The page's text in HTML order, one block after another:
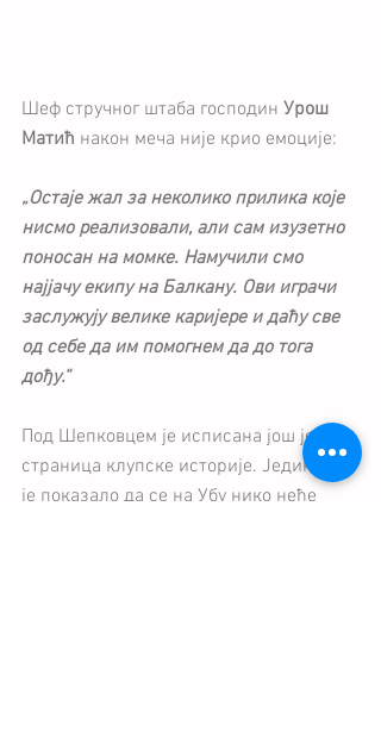
Шеф стручног штаба господин Урош
Матић након меча није крио емоције:
„Остаје жал за неколико прилика које
нисмо реализовали, али сам изузетно
поносан на момке. Намучили смо
најјачу екипу на Балкану. Ови играчи
заслужују велике каријере и даћу све
од себе да им помогнем да до тога
дођу.“
Под Шепковцем је исписана још једна
страница клупске историје. Јединство
је показало да се на Убу нико неће